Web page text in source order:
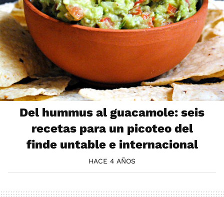
Del hummus al guacamole: seis
recetas para un picoteo del
finde untable e internacional
HACE 4 AÑOS